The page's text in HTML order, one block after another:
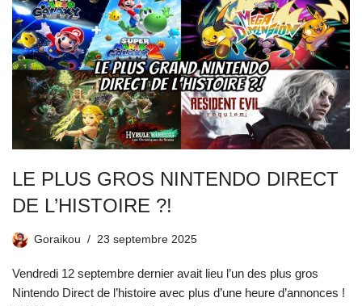
LE PLUS GROS NINTENDO DIRECT
DE L’HISTOIRE ?!
Goraikou 23 septembre 2025
Vendredi 12 septembre dernier avait lieu l’un des plus gros
Nintendo Direct de l’histoire avec plus d’une heure d’annonces !